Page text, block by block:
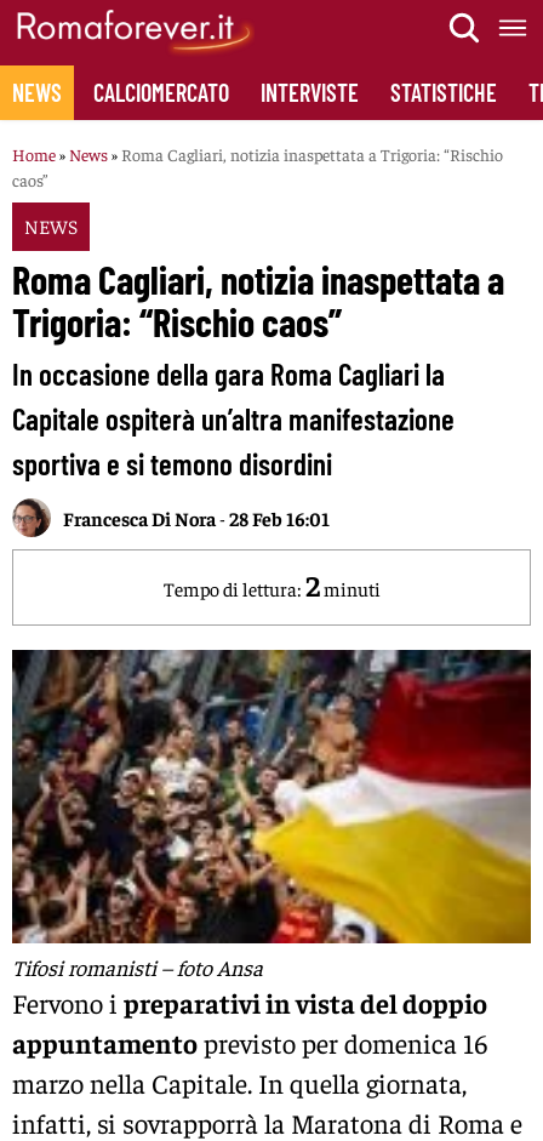
Skip
content
NEWS CALCIOMERCATO INTERVISTE STATISTICHE
Home» News» Roma Cagliari, notizia inaspettata a Trigoria: “Rischio
caos”
NEWS
Roma Cagliari, notizia inaspettata a
Trigoria: “Rischio caos”
In occasione della gara Roma Cagliari la
Capitale ospiterà un’altra manifestazione
sportiva e si temono disordini
Francesca Di Nora -28 Feb 16:01
Tempo di lettura: 2minuti
Tifosi romanisti – foto Ansa
Fervono i preparativi in vista del doppio
appuntamentoprevisto per domenica 16
marzo nella Capitale. In quella giornata,
infatti, si sovrapporrà la Maratona di Roma e